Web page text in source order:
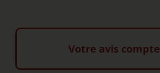
Votre avis compte